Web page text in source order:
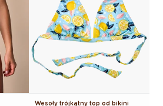
Wesoły trójkątny top od bikini